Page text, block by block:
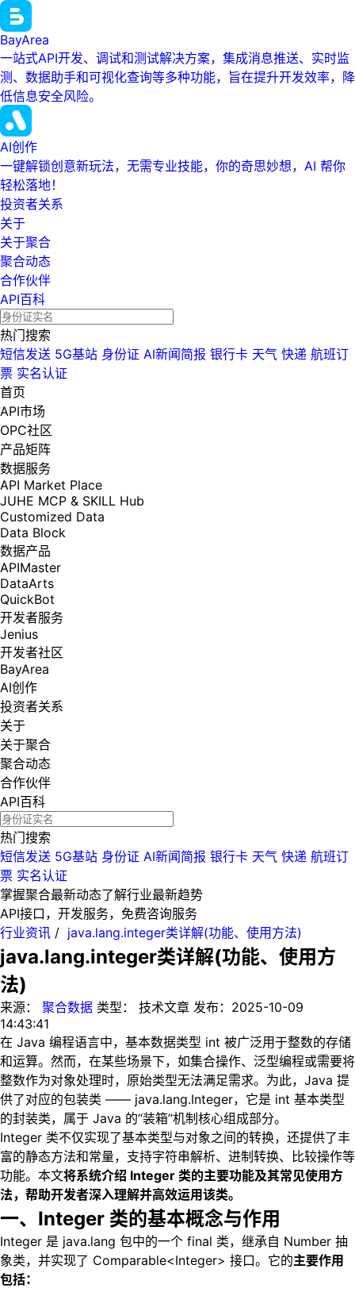
BayArea
一站式API开发、调试和测试解决方案，集成消息推送、实时监
测、数据助手和可视化查询等多种功能，旨在提升开发效率，降
低信息安全风险。
AI创作
一键解锁创意新玩法，无需专业技能，你的奇思妙想，AI 帮你
轻松落地！
投资者关系
关于
关于聚合
聚合动态
合作伙伴
API百科
热门搜索
短信发送 5G基站 身份证 AI新闻简报 银行卡 天气 快递 航班订
票 实名认证
首页
API市场
OPC社区
产品矩阵
数据服务
API Market Place
JUHE MCP & SKILL Hub
Customized Data
Data Block
数据产品
APIMaster
DataArts
QuickBot
开发者服务
Jenius
开发者社区
BayArea
AI创作
投资者关系
关于
关于聚合
聚合动态
合作伙伴
API百科
热门搜索
短信发送 5G基站 身份证 AI新闻简报 银行卡 天气 快递 航班订
票 实名认证
掌握聚合最新动态了解行业最新趋势
API接口，开发服务，免费咨询服务
行业资讯 / java.lang.integer类详解(功能、使用方法)
java.lang.integer类详解(功能、使用方
法)
来源： 聚合数据 类型： 技术文章 发布： 2025-10-09
14:43:41
在 Java 编程语言中，基本数据类型 int 被广泛用于整数的存储
和运算。然而，在某些场景下，如集合操作、泛型编程或需要将
整数作为对象处理时，原始类型无法满足需求。为此，Java 提
供了对应的包装类 —— java.lang.Integer，它是 int 基本类型
的封装类，属于 Java 的“装箱”机制核心组成部分。
Integer 类不仅实现了基本类型与对象之间的转换，还提供了丰
富的静态方法和常量，支持字符串解析、进制转换、比较操作等
功能。本文将系统介绍 Integer 类的主要功能及其常见使用方
法，帮助开发者深入理解并高效运用该类。
一、Integer 类的基本概念与作用
Integer 是 java.lang 包中的一个 final 类，继承自 Number 抽
象类，并实现了 Comparable<Integer> 接口。它的主要作用
包括：